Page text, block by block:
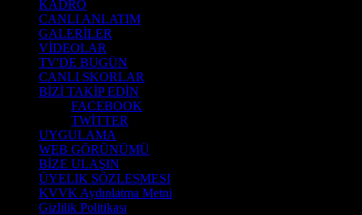
KADRO
CANLI ANLATIM
GALERİLER
VİDEOLAR
TV'DE BUGÜN
CANLI SKORLAR
BİZİ TAKİP EDİN
FACEBOOK
TWİTTER
UYGULAMA
WEB GÖRÜNÜMÜ
BİZE ULAŞIN
ÜYELIK SÖZLESMESI
KVVK Aydınlatma Metni
Gizlilik Politikası